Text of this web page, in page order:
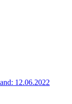
12.06.2022